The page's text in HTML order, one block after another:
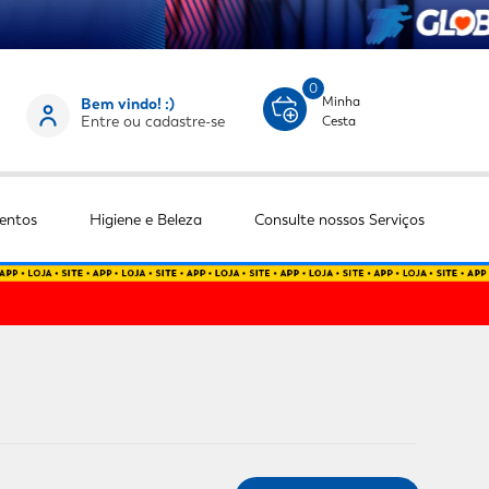
Bem vindo! :)
Entre ou cadastre-se
0
Minha
Cesta
Higiene e Beleza Consulte nossos Serviços